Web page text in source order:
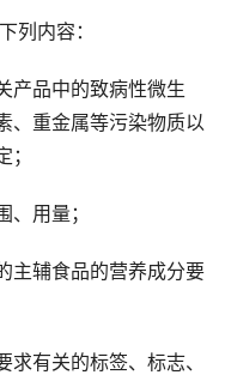
列内容：
产品中的致病性微生
、重金属等污染物质以
；
、用量；
主辅食品的营养成分要
求有关的标签、标志、